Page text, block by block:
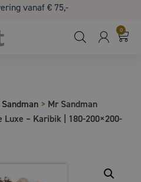
vanaf € 75,-
Bladel van 13.00 - 17.00
0
> Mr Sandman
Luxe – Karibik | 180-200×200-